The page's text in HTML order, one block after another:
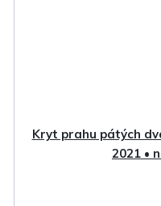
Kryt prahu pátých
2021 •